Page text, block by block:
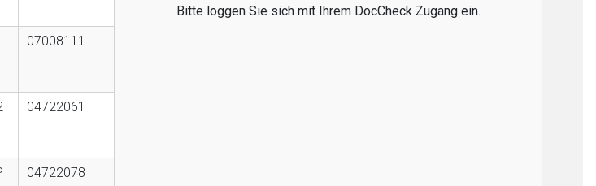
Bitte loggen Sie sich mit Ihrem DocCheck Zugang ein.
07008111
04722061
04722078